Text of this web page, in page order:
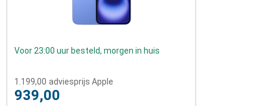
Voor 23:00 uur besteld, morgen in huis
1.199,00 adviesprijs Apple
939,00